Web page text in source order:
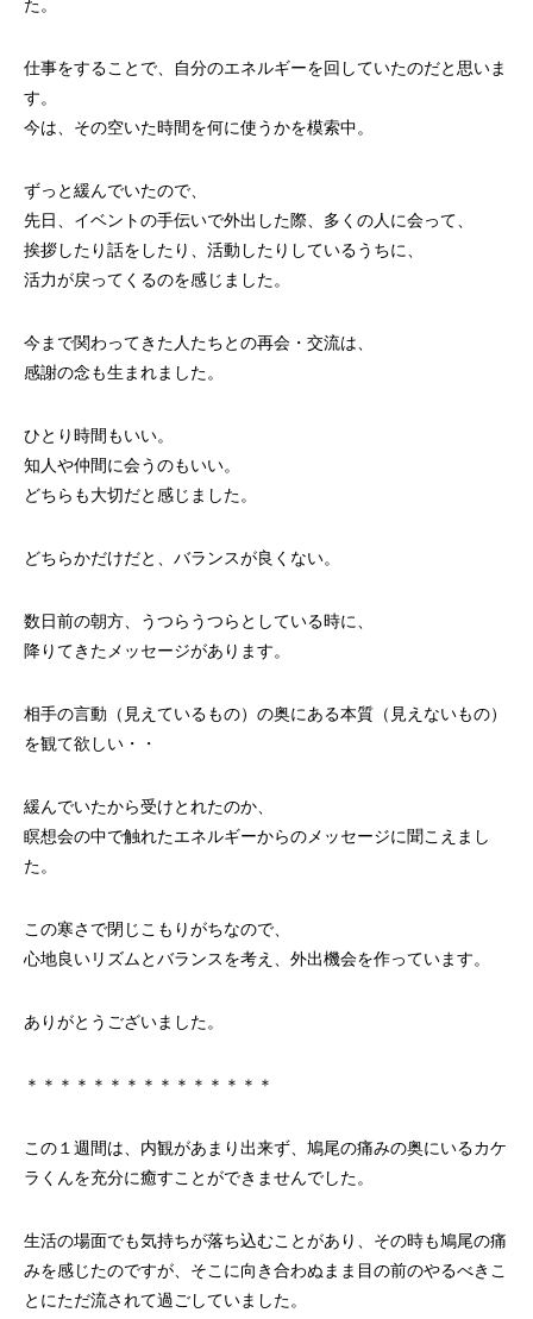
た。
仕事をすることで、自分のエネルギーを回していたのだと思いま
す。
今は、その空いた時間を何に使うかを模索中。
ずっと緩んでいたので、
先日、イベントの手伝いで外出した際、多くの人に会って、
挨拶したり話をしたり、活動したりしているうちに、
活力が戻ってくるのを感じました。
今まで関わってきた人たちとの再会・交流は、
感謝の念も生まれました。
ひとり時間もいい。
知人や仲間に会うのもいい。
どちらも大切だと感じました。
どちらかだけだと、バランスが良くない。
数日前の朝方、うつらうつらとしている時に、
降りてきたメッセージがあります。
相手の言動（見えているもの）の奥にある本質（見えないもの）
を観て欲しい・・
緩んでいたから受けとれたのか、
瞑想会の中で触れたエネルギーからのメッセージに聞こえまし
た。
この寒さで閉じこもりがちなので、
心地良いリズムとバランスを考え、外出機会を作っています。
ありがとうございました。
＊＊＊＊＊＊＊＊＊＊＊＊＊＊＊
この１週間は、内観があまり出来ず、鳩尾の痛みの奥にいるカケ
ラくんを充分に癒すことができませんでした。
生活の場面でも気持ちが落ち込むことがあり、その時も鳩尾の痛
みを感じたのですが、そこに向き合わぬまま目の前のやるべきこ
とにただ流されて過ごしていました。